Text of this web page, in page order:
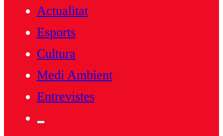
Actualitat
Esports
Cultura
Medi Ambient
Entrevistes